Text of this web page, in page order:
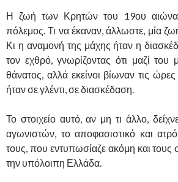
Η ζωή των Κρητών του 19ου αιώνα
πόλεμος. Τι να έκαναν, άλλωστε, μία
Κι η αναμονή της μάχης ήταν η
τον εχθρό, γνωρίζοντας ότι μαζί του
θάνατος, αλλά εκείνοι βίωναν τις
ήταν σε γλέντι, σε διασκέδαση.
Το στοιχείο αυτό, αν μη τι άλλο,
αγωνιστών, το αποφασιστικό και
τους, που εντυπωσίαζε ακόμη και τους
την υπόλοιπη Ελλάδα.